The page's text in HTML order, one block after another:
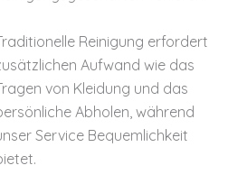
Reinigung erfordert
Aufwand wie das
von Kleidung und das
Abholen, während
Service Bequemlichkeit